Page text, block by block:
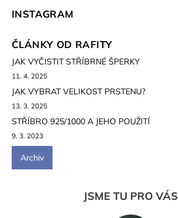
INSTAGRAM
ČLÁNKY OD RAFITY
JAK VYČISTIT STŘÍBRNÉ ŠPERKY
11. 4. 2025
JAK VYBRAT VELIKOST PRSTENU?
13. 3. 2025
STŘÍBRO 925/1000 A JEHO POUŽITÍ
9. 3. 2023
Archiv
JSME TU PRO VÁS